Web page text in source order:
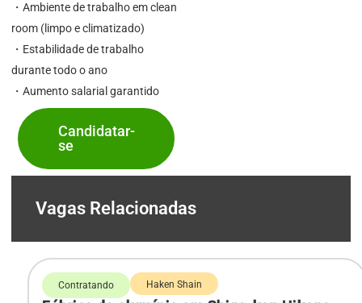
・Ambiente de trabalho em clean
room (limpo e climatizado)
・Estabilidade de trabalho
durante todo o ano
・Aumento salarial garantido
Candidatar-
se
Vagas Relacionadas
Contratando Haken Shain